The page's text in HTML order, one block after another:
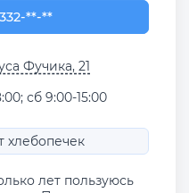
68-80
**-**
Фучика, 21
сб 9:00-15:00
хлебопечек
лет пользуюсь